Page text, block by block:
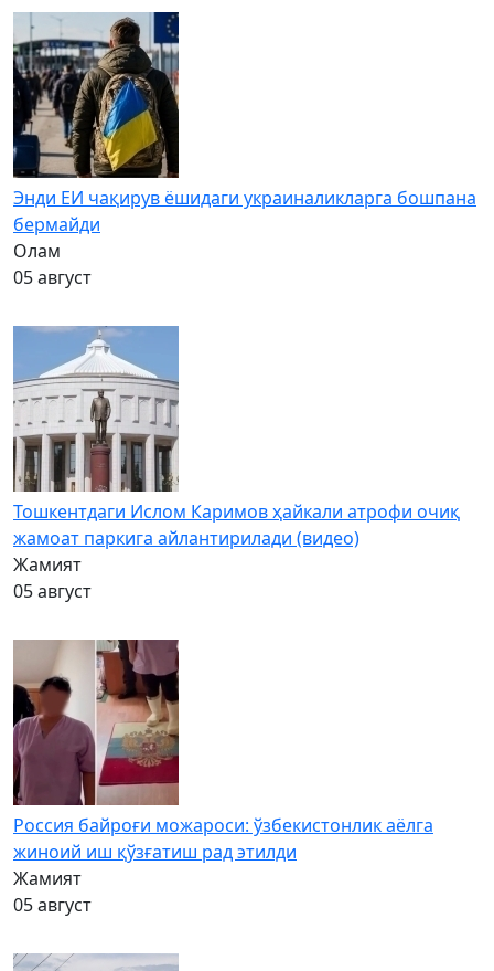
Энди ЕИ чақирув ёшидаги украиналикларга бошпана
бермайди
Олам
05 август
Тошкентдаги Ислом Каримов ҳайкали атрофи очиқ
жамоат паркига айлантирилади (видео)
Жамият
05 август
Россия байроғи можароси: ўзбекистонлик аёлга
жиноий иш қўзғатиш рад этилди
Жамият
05 август